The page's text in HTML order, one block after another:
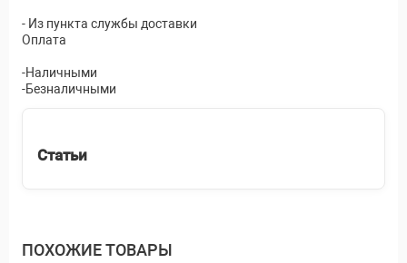
- Из пункта службы доставки
Оплата
-Наличными
-Безналичными
Статьи
ПОХОЖИЕ ТОВАРЫ